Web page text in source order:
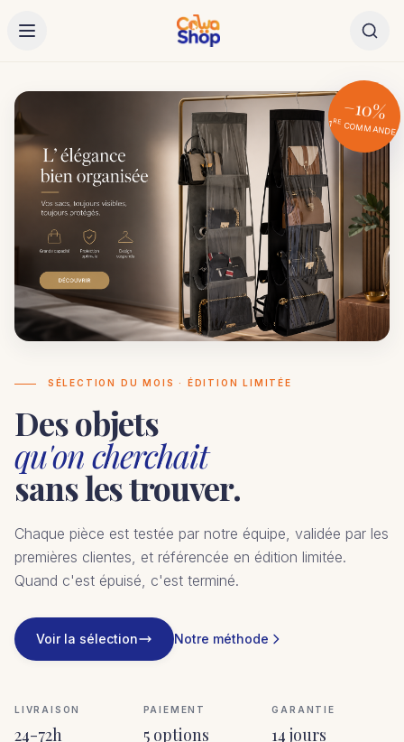
SÉLECTION DU MOIS · ÉDITION LIMITÉE
Des objets
qu'on cherchait
sans les trouver.
Chaque pièce est testée par notre équipe, validée par les
premières clientes, et référencée en édition limitée.
Quand c'est épuisé, c'est terminé.
Voir la sélection Notre méthode
LIVRAISON
24-72h
PAIEMENT
5 options
GARANTIE
14 jours
−10%
1RECOMMANDE